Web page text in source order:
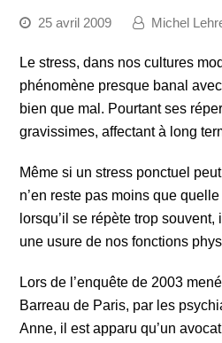
25 avril 2009 Michel
Le stress, dans nos cultures
phénomène presque banal
bien que mal. Pourtant ses
gravissimes, affectant à long
Même si un stress ponctuel
n’en reste pas moins que
lorsqu’il se répète trop
une usure de nos fonctions
Lors de l’enquête de 2003
Barreau de Paris, par les
Anne, il est apparu qu’un